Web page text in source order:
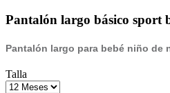
Pantalón largo básico sport
Pantalón largo para bebé niño de
Talla